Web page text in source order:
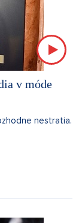
v móde
nestratia.